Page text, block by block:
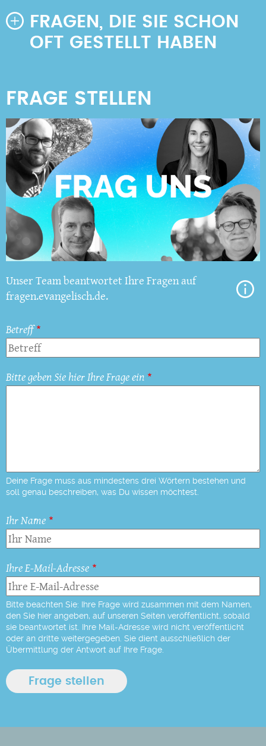
FRAGEN, DIE SIE SCHON
OFT GESTELLT HABEN
Unser Team beantwortet Ihre Fragen auf
fragen.evangelisch.de.
Betreff
Bitte geben Sie hier Ihre Frage ein
Deine Frage muss aus mindestens drei Wörtern bestehen und
soll genau beschreiben, was Du wissen möchtest.
Ihr Name
Ihre E-Mail-Adresse
Bitte beachten Sie: Ihre Frage wird zusammen mit dem Namen,
den Sie hier angeben, auf unseren Seiten veröffentlicht, sobald
sie beantwortet ist. Ihre Mail-Adresse wird nicht veröffentlicht
oder an dritte weitergegeben. Sie dient ausschließlich der
Übermittlung der Antwort auf Ihre Frage.